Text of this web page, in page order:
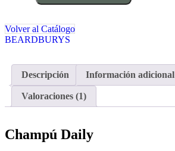
Volver al Catálogo
BEARDBURYS
Descripción Información adicional
Valoraciones (1)
Champú Daily